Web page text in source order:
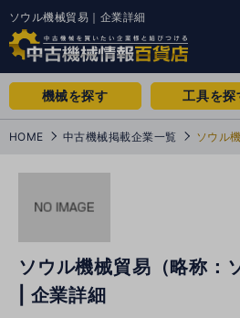
ソウル機械貿易｜企業詳細
機械を探す 工具を探
HOME 中古機械掲載企業一覧 ソウル
ソウル機械貿易（略称：
| 企業詳細